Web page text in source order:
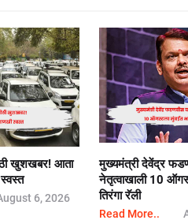
खुशखबर! आता
6, 2026
मुख्यमंत्री देवेंद्र
नेतृत्वाखाली 10
तिरंगा रॅली
Read More..